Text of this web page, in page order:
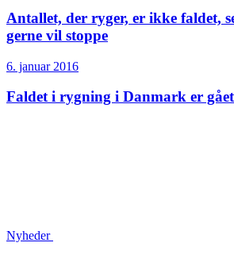
Antallet, der ryger, er ikke faldet,
gerne vil stoppe
6. januar 2016
Faldet i rygning i Danmark er
Nyheder